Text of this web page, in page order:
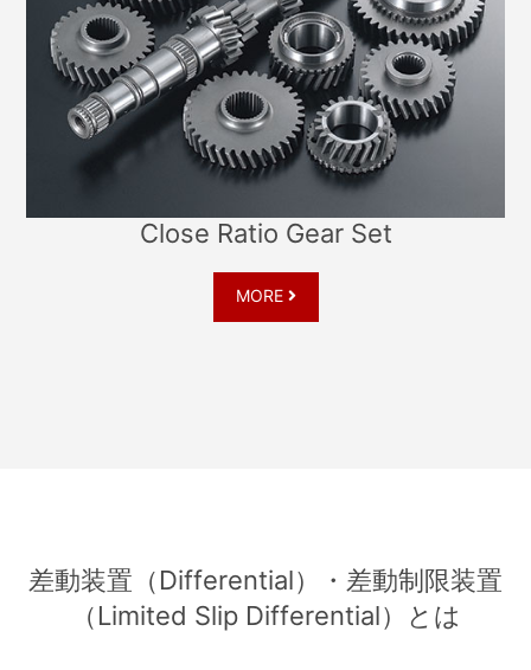
Close Ratio Gear Set
MORE
差動装置（Differential）・差動制限装置
（Limited Slip Differential）とは